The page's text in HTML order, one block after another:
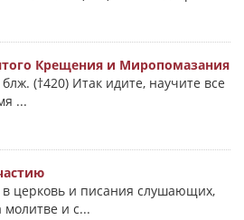
Крещения и Миропомазания
(†420) Итак идите, научите все
...
церковь и писания слушающих,
и с...